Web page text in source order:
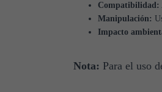
Compatibilidad:
Manipulación:
Impacto
Nota: Para el uso